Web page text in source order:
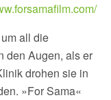
all die
den Augen, als er
drohen sie in
»For Sama«